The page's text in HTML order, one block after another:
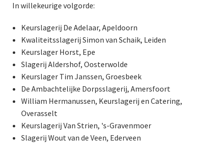
In willekeurige volgorde:
Keurslagerij De Adelaar, Apeldoorn
Kwaliteitsslagerij Simon van Schaik, Leiden
Keurslager Horst, Epe
Slagerij Aldershof, Oosterwolde
Keurslager Tim Janssen, Groesbeek
De Ambachtelijke Dorpsslagerij, Amersfoort
William Hermanussen, Keurslagerij en Catering,
Overasselt
Keurslagerij Van Strien, 's-Gravenmoer
Slagerij Wout van de Veen, Ederveen